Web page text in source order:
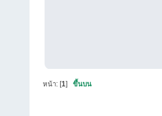
หน้า: [1]ขึ้นบน